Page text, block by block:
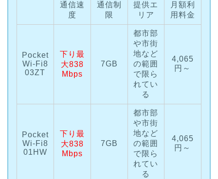
通信速
度
通信制
限
提供エ
リア
月額利
用料金
Pocket
Wi-Fi8
03ZT
下り最
大838
Mbps
7GB
都市部
や市街
地など
の範囲
で限ら
れてい
る
4,065
円～
Pocket
Wi-Fi8
01HW
下り最
大838
Mbps
7GB
都市部
や市街
地など
の範囲
で限ら
れてい
る
4,065
円～